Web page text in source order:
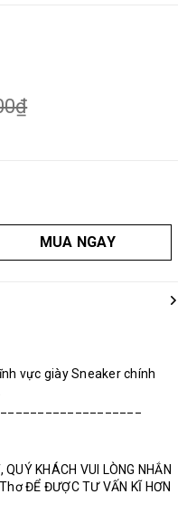
MUA NGAY
vực giày Sneaker chính
KHÁCH VUI LÒNG NHẮN
ĐỂ ĐƯỢC TƯ VẤN KĨ HƠN